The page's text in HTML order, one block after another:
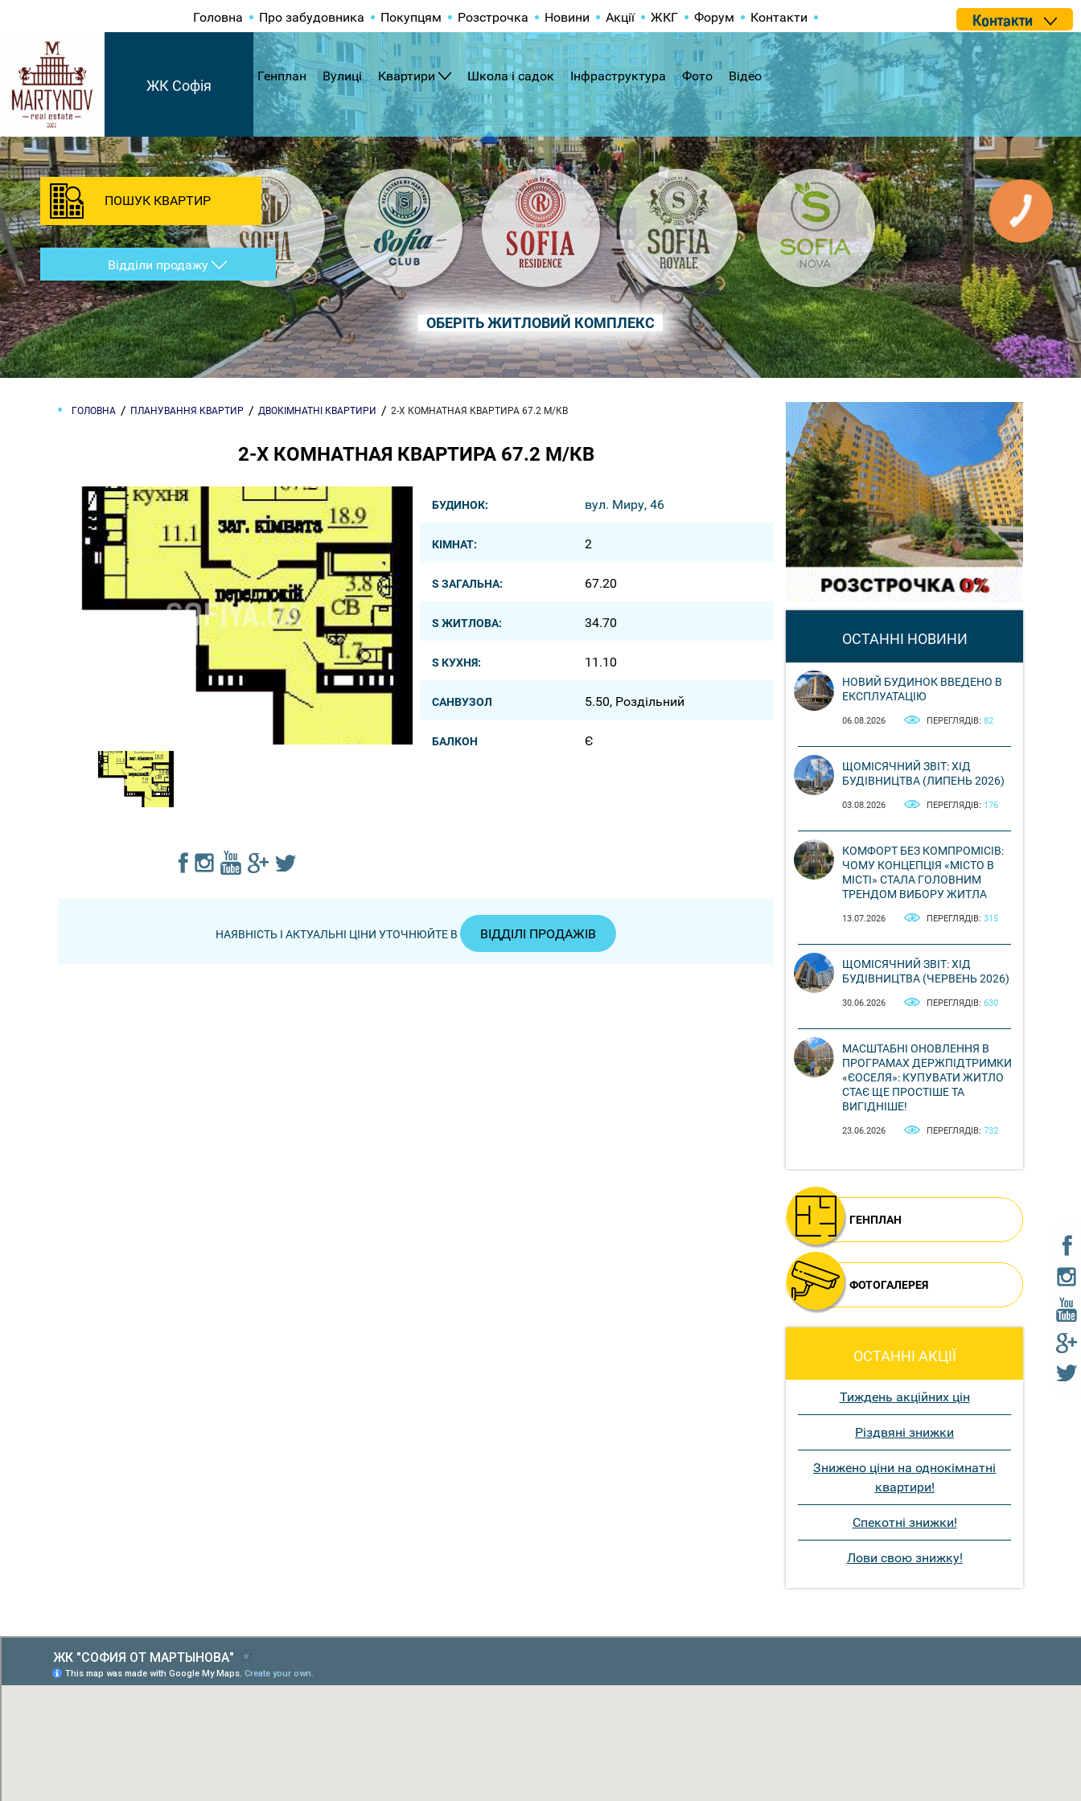
ОБЕРІТЬ ЖИТЛОВИЙ КОМПЛЕКС
Головна Про забудовника Покупцям Розстрочка Новини Акції ЖКГ Форум Контакти Контакти
ЖК Софія
Генплан Вулиці Квартири Школа і садок Інфраструктура Фото Відео
ПОШУК КВАРТИР
Відділи продажу
ГОЛОВНА ПЛАНУВАННЯ КВАРТИР ДВОКІМНАТНІ КВАРТИРИ 2-Х КОМНАТНАЯ КВАРТИРА 67.2 М/КВ
2-Х КОМНАТНАЯ КВАРТИРА 67.2 М/КВ
БУДИНОК: вул. Миру, 46
КІМНАТ: 2
S ЗАГАЛЬНА: 67.20
S ЖИТЛОВА: 34.70
S КУХНЯ: 11.10
САНВУЗОЛ 5.50, Роздільний
БАЛКОН Є
НАЯВНІСТЬ І АКТУАЛЬНІ ЦІНИ УТОЧНЮЙТЕ В ВІДДІЛІ ПРОДАЖІВ
ОСТАННІ НОВИНИ
НОВИЙ БУДИНОК ВВЕДЕНО В
ЕКСПЛУАТАЦІЮ
06.08.2026 ПЕРЕГЛЯДІВ: 82
ЩОМІСЯЧНИЙ ЗВІТ: ХІД
БУДІВНИЦТВА (ЛИПЕНЬ 2026)
03.08.2026 ПЕРЕГЛЯДІВ: 176
КОМФОРТ БЕЗ КОМПРОМІСІВ:
ЧОМУ КОНЦЕПЦІЯ «МІСТО В
МІСТІ» СТАЛА ГОЛОВНИМ
ТРЕНДОМ ВИБОРУ ЖИТЛА
13.07.2026 ПЕРЕГЛЯДІВ: 315
ЩОМІСЯЧНИЙ ЗВІТ: ХІД
БУДІВНИЦТВА (ЧЕРВЕНЬ 2026)
30.06.2026 ПЕРЕГЛЯДІВ: 630
МАСШТАБНІ ОНОВЛЕННЯ В
ПРОГРАМАХ ДЕРЖПІДТРИМКИ
«ЄОСЕЛЯ»: КУПУВАТИ ЖИТЛО
СТАЄ ЩЕ ПРОСТІШЕ ТА
ВИГІДНІШЕ!
23.06.2026 ПЕРЕГЛЯДІВ: 732
ГЕНПЛАН
ФОТОГАЛЕРЕЯ
ОСТАННІ АКЦІЇ
Тиждень акційних цін
Різдвяні знижки
Знижено ціни на однокімнатні
квартири!
Спекотні знижки!
Лови свою знижку!